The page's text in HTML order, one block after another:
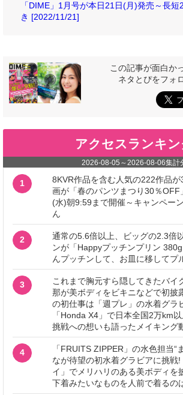
「DIME」1月号が本日21日(月)発売～長
き [2022/11/21]
この記事が面白か
ネタとぴをフォ
アクセスランキ
2026-08-05 ～2026-08-06集計
1
8KVR作品を含む人気の222作品
画が「春のパンツまつり30％OFF
(水)朝9:59まで開催～キャンペー
ん
2
通常の5.6倍以上、ビッグの2.3倍
ンが「Happyプッチンプリン
んプッチンして、お皿に移してプ
3
これまで胸元すら隠してきたバイ
那が美ボディをビキニなどで初披
の初仕事は「週プレ」の水着グラ
「Honda X4」で日本全国2万km
挑戦への想いも語ったメイキング
4
「FRUITS ZIPPER」の水色担当“
なが待望の初水着グラビアに挑戦
イ」でメリハリのある美ボディを
下着みたいなものを人前で着るの